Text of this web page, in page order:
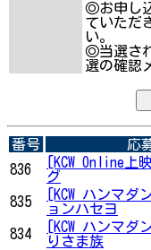
◎お申し
ていただ
い。
◎当選さ
選の確認
番号 応
836
[KCW Online
グ
835
[KCW ハンマ
ョンハセヨ
834
[KCW ハンマ
りさま族